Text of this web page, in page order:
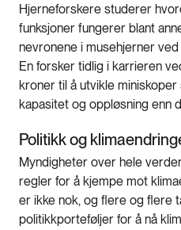
Hjerneforskere studerer
funksjoner fungerer blant
nevronene i musehjerner
En forsker tidlig i karrieren
kroner til å utvikle
kapasitet og oppløsning enn
Politikk og
Myndigheter over hele
regler for å kjempe mot
er ikke nok, og flere og flere
politikkporteføljer for å nå